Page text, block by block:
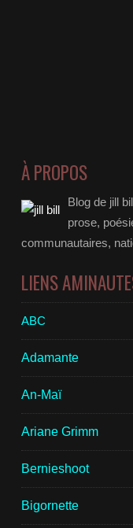
À PROPOS
Blog de jill
prose,
communautaires,
LIENS
ABC
Adamante
An-Maï
Ariane Grimm
Bernieshoot
Bigornette